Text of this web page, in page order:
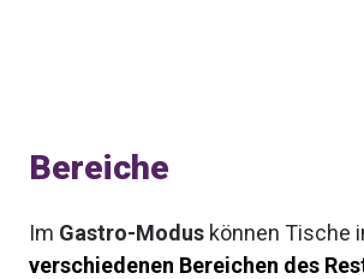
Bereiche
Im Gastro-Modus können Tische
verschiedenen Bereichen des